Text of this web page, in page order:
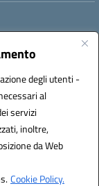
degli utenti -
al
servizi
inoltre,
da Web
Cookie Policy.
istsc_fgic822001
S.r.l.